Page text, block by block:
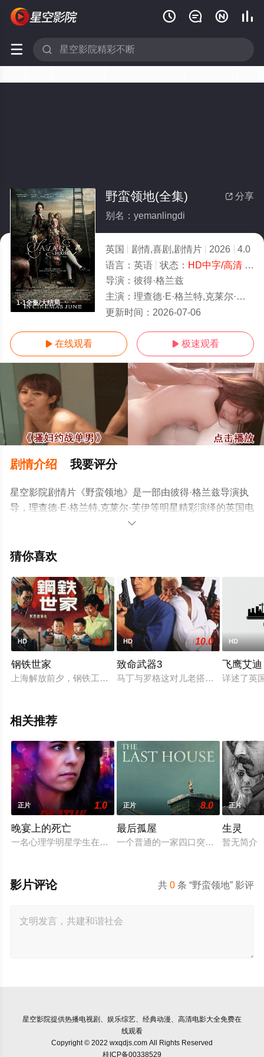
   
 
1-1全集/大结局
 分享
野蛮领地(全集)
别名：yemanlingdi
英国 剧情,喜剧,剧情片 2026
4.0
语言： 英语 状态： HD中字/高清- 免费在线观看
导演： 彼得·格兰兹
主演： 理查德·E·格兰特,克莱尔·芙伊
更新时间： 2026-07-06
 在线观看  极速观看
剧情介绍 我要评分
星空影院剧情片《野蛮领地》是一部由彼得·格兰兹导演执
导，理查德·E·格兰特,克莱尔·芙伊等明星精彩演绎的英国电
影，大结局剧情已揭晓（1-1全集），手机免费观看高清未
步至豆瓣电影、电视猫或剧情网等平台了解。

猜你喜欢
HD 3.0
钢铁世家
上海解放前夕，钢铁工人孟广发一家三代在地下党的领导下，
HD 10.0
致命武器3
马丁与罗格这对儿老搭档再次出马，
HD
飞鹰艾迪
详述了英
相关推荐
正片 1.0
晚宴上的死亡
一名心理学明星学生在一次教师派对上死亡后，安德莉亚·吉布
正片 8.0
最后孤屋
一个普通的一家四口突遭诡异变故，
正片
生灵
暂无简介
共0 条 “野蛮领地” 影评
影片评论
星空影院提供热播电视剧、娱乐综艺、经典动漫、高清电影大全免费在
线观看
Copyright © 2022 wxqdjs.com All Rights Reserved
桂ICP备00338529